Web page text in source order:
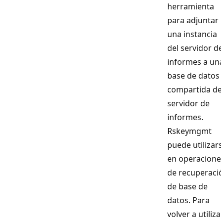
herramienta
para adjuntar
una instancia
del servidor
informes a
base de datos
compartida
servidor de
informes.
Rskeymgmt
puede
en
de
de base de
datos. Para
volver a